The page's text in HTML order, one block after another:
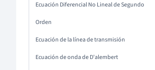
Ecuación Diferencial No Lineal de Segundo
Orden
Ecuación de la línea de transmisión
Ecuación de onda de D'alembert